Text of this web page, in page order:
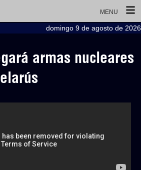
MENU
domingo 9 de agosto de 2026
armas nucleares